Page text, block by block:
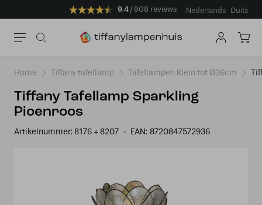
9.4 908 reviews Nederlands Duits
Home Tiffany tafellamp Tafellampen Klein tot Ø36cm
Tiffany Tafellamp Sparkling
Pioenroos
Artikelnummer: 8176 + 8207 EAN: 8720847572936